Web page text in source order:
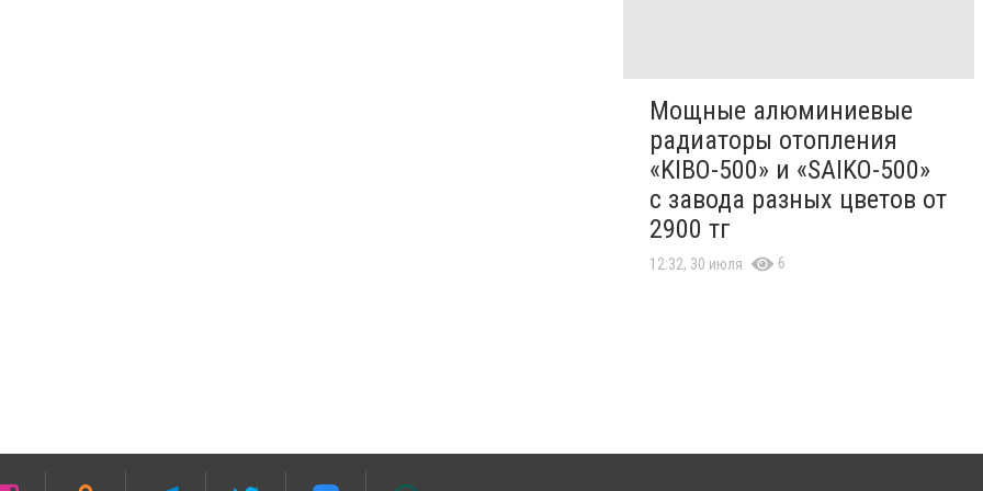
Мощные алюминиевые
радиаторы отопления
«KIBO-500» и «SAIKO-500»
с завода разных цветов от
2900 тг
12:32, 30 июля 6